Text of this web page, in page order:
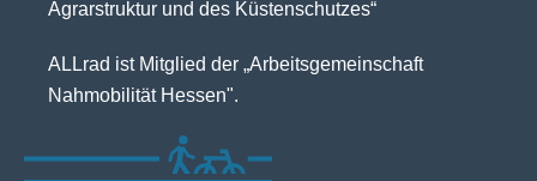
Agrarstruktur und des Küstenschutzes“
ALLrad ist Mitglied der „Arbeitsgemeinschaft
Nahmobilität Hessen".